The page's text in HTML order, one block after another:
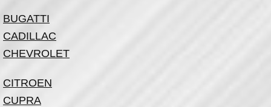
BUGATTI
CADILLAC
CHEVROLET
CITROEN
CUPRA